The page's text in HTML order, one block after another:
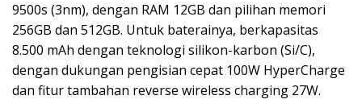
9500s (3nm), dengan RAM 12GB dan pilihan memori
256GB dan 512GB. Untuk baterainya, berkapasitas
8.500 mAh dengan teknologi silikon-karbon (Si/C),
dengan dukungan pengisian cepat 100W HyperCharge
dan fitur tambahan reverse wireless charging 27W.